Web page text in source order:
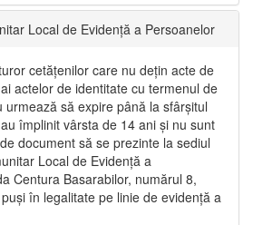
Local de Evidență a Persoanelor
cetățenilor care nu dețin acte de
actelor de identitate cu termenul de
urmează să expire până la sfârșitul
împlinit vârsta de 14 ani și nu sunt
document să se prezinte la sediul
Local de Evidență a
Centura Basarabilor, numărul 8,
în legalitate pe linie de evidență a